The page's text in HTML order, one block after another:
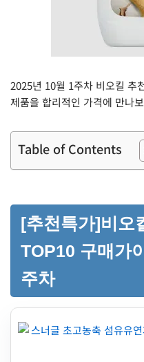
2025년 10월 1주차 비오킬 추
제품을 합리적인 가격에 만나
Table of Contents
[추천특가]비오
TOP10 구매가
주차